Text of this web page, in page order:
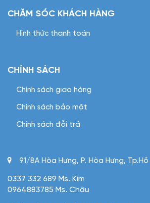
CHĂM SÓC KHÁCH HÀNG
Hình thức thanh toán
CHÍNH SÁCH
Chính sách giao hàng
Chính sách bảo mật
Chính sách đỗi trả
91/8A Hòa Hưng, P. Hòa Hưng, Tp.Hồ
0337 332 689 Ms. Kim
0964883785 Ms. Châu